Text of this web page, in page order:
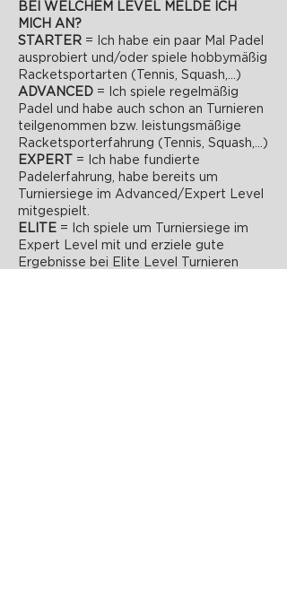
BEI WELCHEM LEVEL MELDE ICH
MICH AN?
STARTER = Ich habe ein paar Mal Padel
ausprobiert und/oder spiele hobbymäßig
Racketsportarten (Tennis, Squash,...)
ADVANCED = Ich spiele regelmäßig
Padel und habe auch schon an Turnieren
teilgenommen bzw. leistungsmäßige
Racketsporterfahrung (Tennis, Squash,...)
EXPERT = Ich habe fundierte
Padelerfahrung, habe bereits um
Turniersiege im Advanced/Expert Level
mitgespielt.
ELITE = Ich spiele um Turniersiege im
Expert Level mit und erziele gute
Ergebnisse bei Elite Level Turnieren